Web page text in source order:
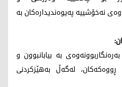
نەخۆشییە پەیوەندیدارەکان بە
بە بیابانبوون و
لەگەڵ بەهێزکردنی